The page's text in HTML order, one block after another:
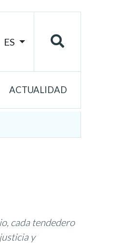
ES
ACTUALIDAD
cada tendedero
y